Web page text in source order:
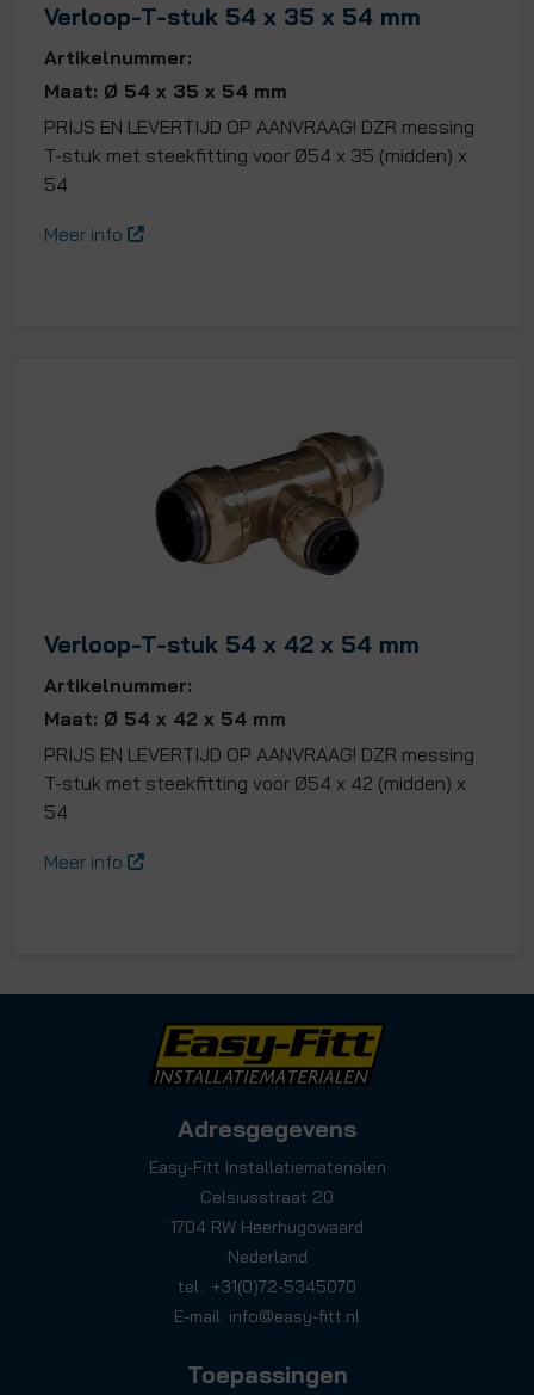
Verloop-T-stuk 54 x 35 x 54 mm
Artikelnummer:
Maat: Ø 54 x 35 x 54 mm
PRIJS EN LEVERTIJD OP AANVRAAG! DZR messing
T-stuk met steekfitting voor Ø54 x 35 (midden) x
54
Meer info
Verloop-T-stuk 54 x 42 x 54 mm
Artikelnummer:
Maat: Ø 54 x 42 x 54 mm
PRIJS EN LEVERTIJD OP AANVRAAG! DZR messing
T-stuk met steekfitting voor Ø54 x 42 (midden) x
54
Meer info
Adresgegevens
Easy-Fitt Installatiematerialen
Celsiusstraat 20
1704 RW Heerhugowaard
Nederland
tel.: +31(0)72-5345070
E-mail: info@easy-fitt.nl
Toepassingen